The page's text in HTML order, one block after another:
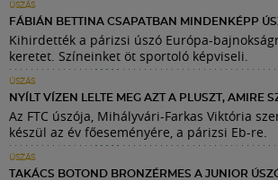
ÚSZÁS
FÁBIÁN BETTINA CSAPATBAN MINDENKÉPP
Kihirdették a párizsi úszó Európa-
keretet. Színeinket öt sportoló képviseli.
ÚSZÁS
NYÍLT VÍZEN LELTE MEG AZT A PLUSZT, AMIRE
Az FTC úszója, Mihályvári-Farkas Viktória
készül az év főeseményére, a párizsi Eb-re.
ÚSZÁS
TAKÁCS BOTOND BRONZÉRMES A JUNIOR